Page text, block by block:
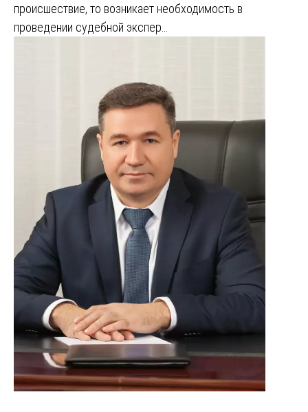
происшествие, то возникает необходимость в
проведении судебной экспер…